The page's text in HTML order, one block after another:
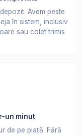
Avem peste
în sistem, inclusiv
sau colet trimis
un minut
de pe piață. Fără